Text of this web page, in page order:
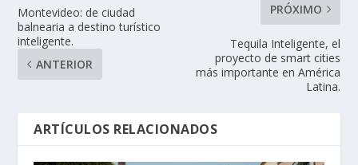
Montevideo: de ciudad
balnearia a destino turístico
inteligente.
ANTERIOR
PRÓXIMO
Tequila Inteligente, el
proyecto de smart cities
más importante en América
Latina.
ARTÍCULOS RELACIONADOS